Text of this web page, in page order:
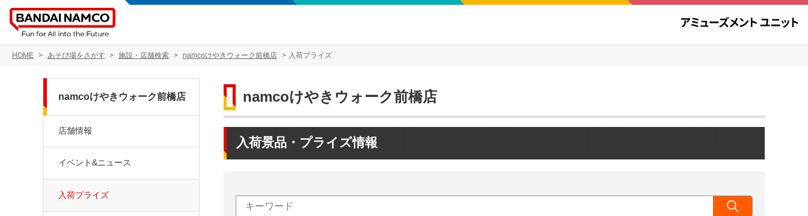
HOME あそび場をさがす 施設・店舗検索 namcoけやきウォーク前橋店 入荷プライズ
namcoけやきウォーク前橋店
入荷景品・プライズ情報
namcoけやきウォーク前橋店
店舗情報
イベント&ニュース
入荷プライズ